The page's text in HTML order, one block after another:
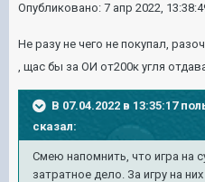
Опубликовано: 7 апр 2022,
Не разу не чего не покупал,
, щас бы за ОИ от200к угля
В 07.04.2022 в 13:35:17
сказал:
Смею напомнить, что игра на
затратное дело. За игру на